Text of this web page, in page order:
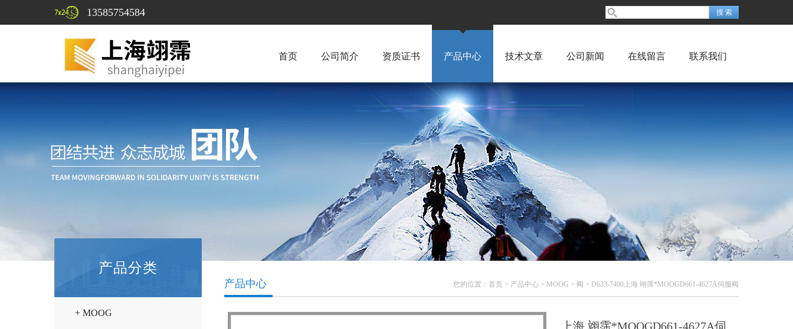
13585754584
首页 公司简介 资质证书 产品中心 技术文章 公司新闻 在线留言 联系我们
产品分类
+ MOOG
您的位置： 首页 > 产品中心 > MOOG > 阀 > D633-7400上海 翊霈*MOOGD661-4627A伺服阀
产品中心
上海 翊霈*MOOGD661-4627A伺